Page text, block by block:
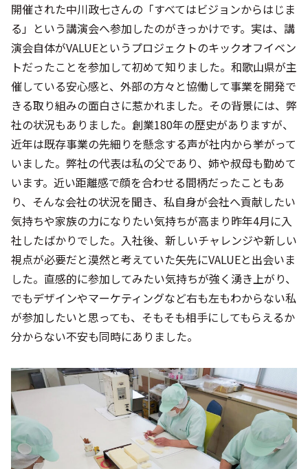
開催された中川政七さんの「すべてはビジョンからはじま
る」という講演会へ参加したのがきっかけです。実は、講
演会自体がVALUEというプロジェクトのキックオフイベン
トだったことを参加して初めて知りました。和歌山県が主
催している安心感と、外部の方々と協働して事業を開発で
きる取り組みの面白さに惹かれました。その背景には、弊
社の状況もありました。創業180年の歴史がありますが、
近年は既存事業の先細りを懸念する声が社内から挙がって
いました。弊社の代表は私の父であり、姉や叔母も勤めて
います。近い距離感で顔を合わせる間柄だったこともあ
り、そんな会社の状況を聞き、私自身が会社へ貢献したい
気持ちや家族の力になりたい気持ちが高まり昨年4月に入
社したばかりでした。入社後、新しいチャレンジや新しい
視点が必要だと漠然と考えていた矢先にVALUEと出会いま
した。直感的に参加してみたい気持ちが強く湧き上がり、
でもデザインやマーケティングなど右も左もわからない私
が参加したいと思っても、そもそも相手にしてもらえるか
分からない不安も同時にありました。